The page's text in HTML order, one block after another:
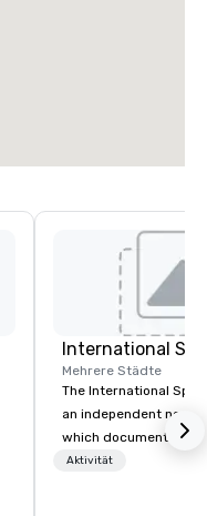
International
Mehrere Städte
The International Spy
an independent
which documents the
history, and
Aktivität